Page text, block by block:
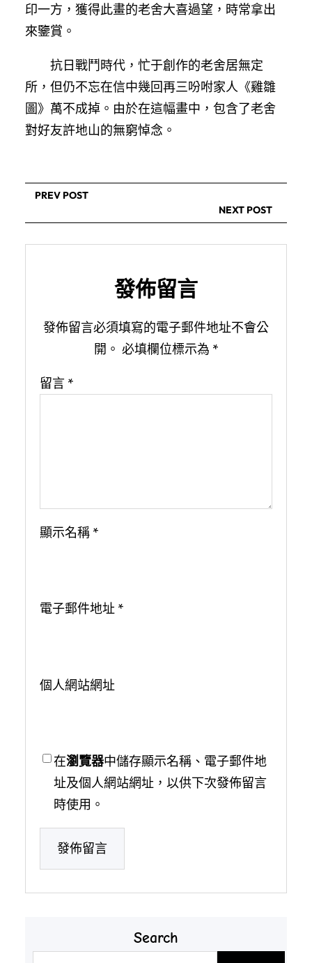
印一方，獲得此畫的老舍大喜過望，時常拿出
來鑒賞。
抗日戰鬥時代，忙于創作的老舍居無定
所，但仍不忘在信中幾回再三吩咐家人《雞雛
圖》萬不成掉。由於在這幅畫中，包含了老舍
對好友許地山的無窮悼念。
PREV POST
NEXT POST
發佈留言
發佈留言必須填寫的電子郵件地址不會公
開。 必填欄位標示為 *
留言 *
顯示名稱 *
電子郵件地址 *
個人網站網址
在瀏覽器中儲存顯示名稱、電子郵件地
址及個人網站網址，以供下次發佈留言
時使用。
Search